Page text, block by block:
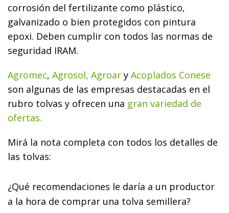
corrosión del fertilizante como plástico,
galvanizado o bien protegidos con pintura
epoxi. Deben cumplir con todos las normas de
seguridad IRAM.
Agromec, Agrosol, Agroar y Acoplados Conese
son algunas de las empresas destacadas en el
rubro tolvas y ofrecen una gran variedad de
ofertas.
Mirá la nota completa con todos los detalles de
las tolvas:
¿Qué recomendaciones le daría a un productor
a la hora de comprar una tolva semillera?